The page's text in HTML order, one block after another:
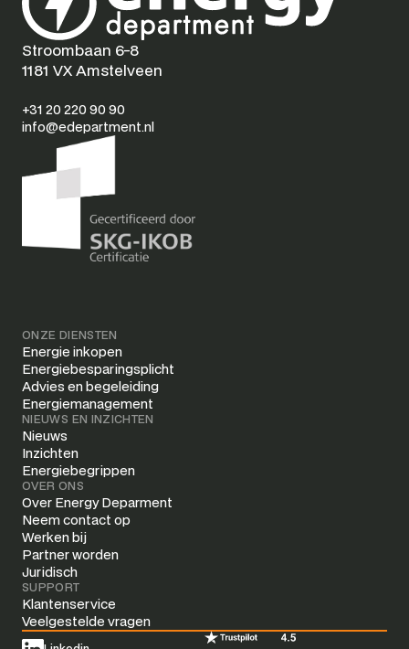
Stroombaan 6-8
1181 VX Amstelveen
+31 20 220 90 90
info@edepartment.nl
ONZE DIENSTEN
Energie inkopen
Energiebesparingsplicht
Advies en begeleiding
Energiemanagement
NIEUWS EN INZICHTEN
Nieuws
Inzichten
Energiebegrippen
OVER ONS
Over Energy Deparment
Neem contact op
Werken bij
Partner worden
Juridisch
SUPPORT
Klantenservice
Veelgestelde vragen